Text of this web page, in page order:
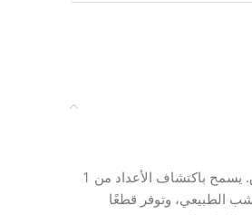
يُعد بازل الأرقام التعليمي الخشبي أداة تعليمية لا غنى عنها للأطفال من عمر 3 سنوات فما فوق. يسمح باكتشاف الأعداد من 1
الطبيعي، وتوفر قطعًا